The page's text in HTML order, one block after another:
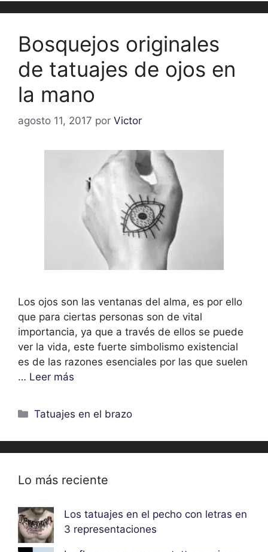
Bosquejos originales
de tatuajes de ojos en
la mano
agosto 11, 2017 por Victor
Los ojos son las ventanas del alma, es por ello
que para ciertas personas son de vital
importancia, ya que a través de ellos se puede
ver la vida, este fuerte simbolismo existencial
es de las razones esenciales por las que suelen
… Leer más
Categorías
Tatuajes en el brazo
Lo más reciente
Los tatuajes en el pecho con letras en
3 representaciones